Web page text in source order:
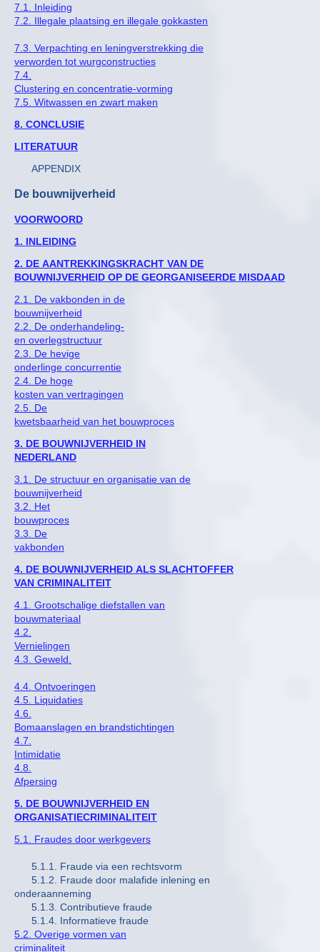
7.1. Inleiding
7.2. Illegale plaatsing en illegale gokkasten
7.3. Verpachting en leningverstrekking die
verworden tot wurgconstructies
7.4.
Clustering en concentratie-vorming
7.5. Witwassen en zwart maken
8. CONCLUSIE
LITERATUUR
APPENDIX
De bouwnijverheid
VOORWOORD
1. INLEIDING
2. DE AANTREKKINGSKRACHT VAN DE
BOUWNIJVERHEID OP DE GEORGANISEERDE MISDAAD
2.1. De vakbonden in de
bouwnijverheid
2.2. De onderhandeling-
en overlegstructuur
2.3. De hevige
onderlinge concurrentie
2.4. De hoge
kosten van vertragingen
2.5. De
kwetsbaarheid van het bouwproces
3. DE BOUWNIJVERHEID IN
NEDERLAND
3.1. De structuur en organisatie van de
bouwnijverheid
3.2. Het
bouwproces
3.3. De
vakbonden
4. DE BOUWNIJVERHEID ALS SLACHTOFFER
VAN CRIMINALITEIT
4.1. Grootschalige diefstallen van
bouwmateriaal
4.2.
Vernielingen
4.3. Geweld.
4.4. Ontvoeringen
4.5. Liquidaties
4.6.
Bomaanslagen en brandstichtingen
4.7.
Intimidatie
4.8.
Afpersing
5. DE BOUWNIJVERHEID EN
ORGANISATIECRIMINALITEIT
5.1. Fraudes door werkgevers
5.1.1. Fraude via een rechtsvorm
5.1.2. Fraude door malafide inlening en
onderaanneming
5.1.3. Contributieve fraude
5.1.4. Informatieve fraude
5.2. Overige vormen van
criminaliteit